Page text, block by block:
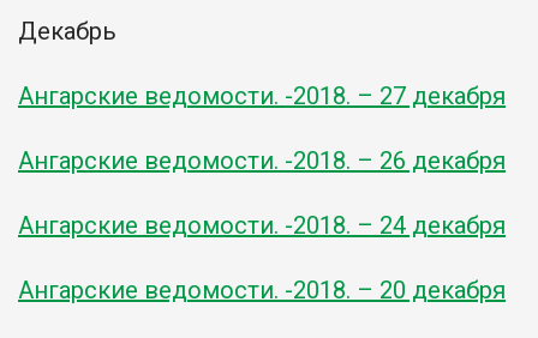
Декабрь
Ангарские ведомости. -2018. – 27 декабря
Ангарские ведомости. -2018. – 26 декабря
Ангарские ведомости. -2018. – 24 декабря
Ангарские ведомости. -2018. – 20 декабря